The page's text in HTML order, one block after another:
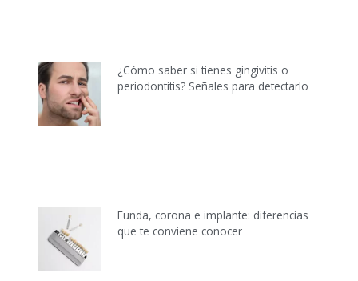
¿Cómo saber si tienes gingivitis o
periodontitis? Señales para detectarlo
Funda, corona e implante: diferencias
que te conviene conocer